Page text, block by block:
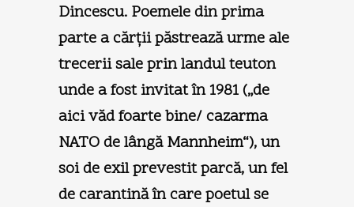
Dincescu. Poemele din prima
parte a cărţii păstrează urme ale
trecerii sale prin landul teuton
unde a fost invitat în 1981 („de
aici văd foarte bine/ cazarma
NATO de lângă Mannheim“), un
soi de exil prevestit parcă, un fel
de carantină în care poetul se